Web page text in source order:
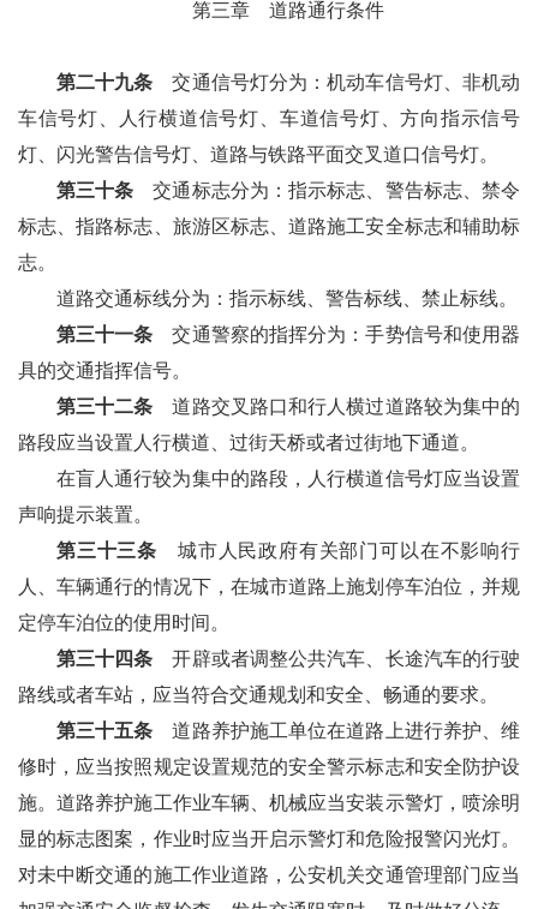
第三章 道路通行条件
第二十九条 交通信号灯分为：机动车信号灯、非机动
车信号灯、人行横道信号灯、车道信号灯、方向指示信号
灯、闪光警告信号灯、道路与铁路平面交叉道口信号灯。
第三十条 交通标志分为：指示标志、警告标志、禁令
标志、指路标志、旅游区标志、道路施工安全标志和辅助标
志。
道路交通标线分为：指示标线、警告标线、禁止标线。
第三十一条 交通警察的指挥分为：手势信号和使用器
具的交通指挥信号。
第三十二条 道路交叉路口和行人横过道路较为集中的
路段应当设置人行横道、过街天桥或者过街地下通道。
在盲人通行较为集中的路段，人行横道信号灯应当设置
声响提示装置。
第三十三条 城市人民政府有关部门可以在不影响行
人、车辆通行的情况下，在城市道路上施划停车泊位，并规
定停车泊位的使用时间。
第三十四条 开辟或者调整公共汽车、长途汽车的行驶
路线或者车站，应当符合交通规划和安全、畅通的要求。
第三十五条 道路养护施工单位在道路上进行养护、维
修时，应当按照规定设置规范的安全警示标志和安全防护设
施。道路养护施工作业车辆、机械应当安装示警灯，喷涂明
显的标志图案，作业时应当开启示警灯和危险报警闪光灯。
对未中断交通的施工作业道路，公安机关交通管理部门应当